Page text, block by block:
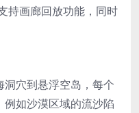
持画廊回放功能，同时
穴到悬浮空岛，每个
如沙漠区域的流沙陷